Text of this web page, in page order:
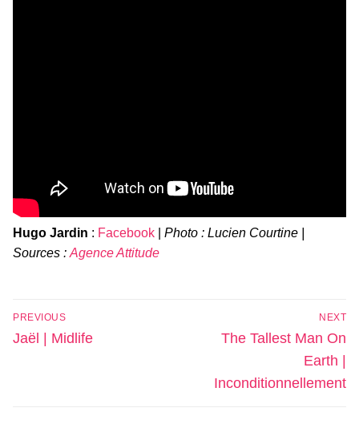
Hugo Jardin : Facebook
Photo : Lucien Courtine |
Sources : Agence Attitude
Navigation
de
PREVIOUS
Previous
Jaël | Midlife
NEXT
Next
The Tallest Man On
Earth |
Inconditionnellement